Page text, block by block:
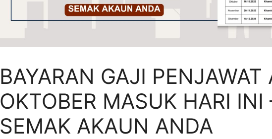
BAYARAN GAJI PENJAWAT
OKTOBER MASUK HARI INI
SEMAK AKAUN ANDA